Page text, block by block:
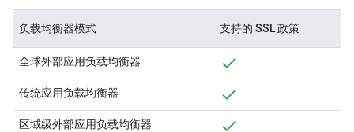
负载均衡器模式 支持的 SSL 政策
全球外部应用负载均衡器
传统应用负载均衡器
区域级外部应用负载均衡器